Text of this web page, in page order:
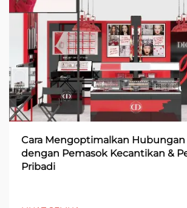
Cara Mengoptimalkan Hubungan
dengan Pemasok Kecantikan &
Pribadi